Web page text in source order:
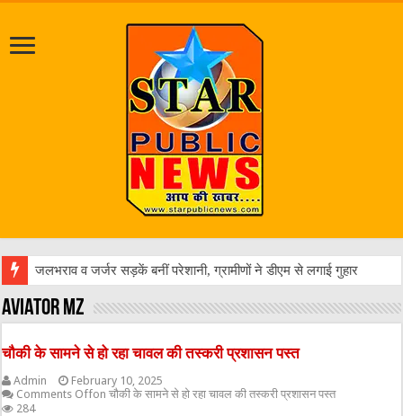
एक वारंटी को पुलिस ने किया
aviator mz
चौकी के सामने से हो रहा चावल की तस्करी प्रशासन पस्त
Admin
February 10, 2025
Comments Offon चौकी के सामने से हो रहा चावल की तस्करी प्रशासन पस्त
284